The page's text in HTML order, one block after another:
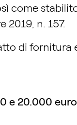
come
n. 157.
di fornitura
e 20.000